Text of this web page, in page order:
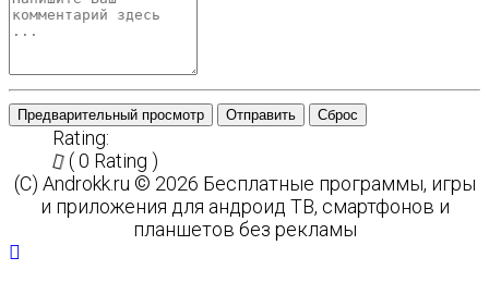
Предварительный просмотр Отправить Сброс
Rating:
( 0 Rating )
(C) Androkk.ru © 2026 Бесплатные программы, игры
и приложения для андроид ТВ, смартфонов и
планшетов без рекламы